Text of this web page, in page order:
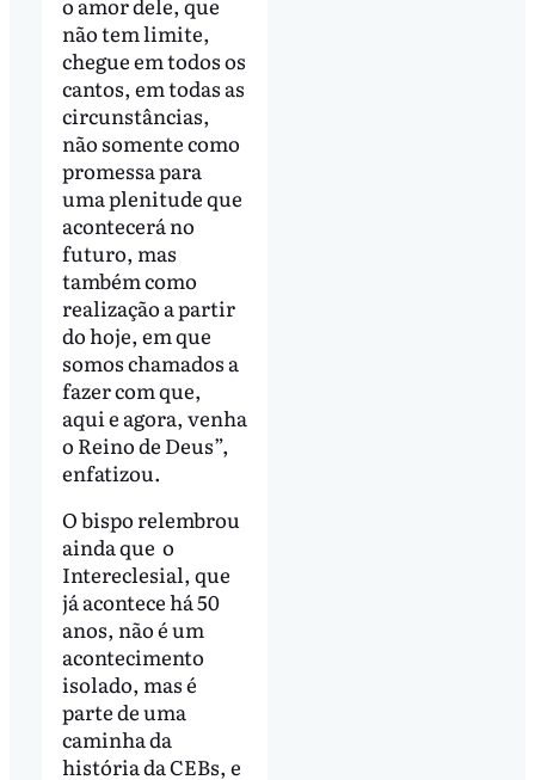
não tem limite,
chegue em todos os
cantos, em todas as
circunstâncias,
não somente como
promessa para
uma plenitude que
acontecerá no
futuro, mas
também como
realização a partir
do hoje, em que
somos chamados a
fazer com que,
aqui e agora, venha
o Reino de Deus”,
enfatizou.
O bispo relembrou
ainda que o
Intereclesial, que
já acontece há 50
anos, não é um
acontecimento
isolado, mas é
parte de uma
caminha da
história da CEBs, e